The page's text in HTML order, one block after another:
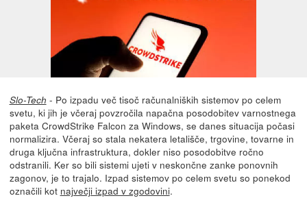
Slo-Tech - Po izpadu več tisoč računalniških sistemov po celem
svetu, ki jih je včeraj povzročila napačna posodobitev varnostnega
paketa CrowdStrike Falcon za Windows, se danes situacija počasi
normalizira. Včeraj so stala nekatera letališče, trgovine, tovarne in
druga ključna infrastruktura, dokler niso posodobitve ročno
odstranili. Ker so bili sistemi ujeti v neskončne zanke ponovnih
zagonov, je to trajalo. Izpad sistemov po celem svetu so ponekod
označili kot največji izpad v zgodovini.